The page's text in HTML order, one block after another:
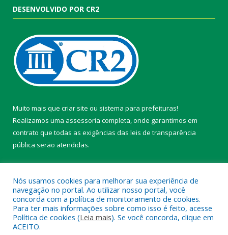
DESENVOLVIDO POR CR2
Muito mais que criar site ou sistema para prefeituras!
Realizamos uma assessoria completa, onde garantimos em
contrato que todas as exigências das leis de transparência
pública serão atendidas.
Todos os direitos reservados a Câmara Municipal de Belterra.
Nós usamos cookies para melhorar sua experiência de
navegação no portal. Ao utilizar nosso portal, você
concorda com a política de monitoramento de cookies.
Para ter mais informações sobre como isso é feito, acesse
Política de cookies (Leia mais). Se você concorda, clique em
ACEITO.